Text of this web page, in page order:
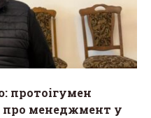
протоігумен
менеджмент у